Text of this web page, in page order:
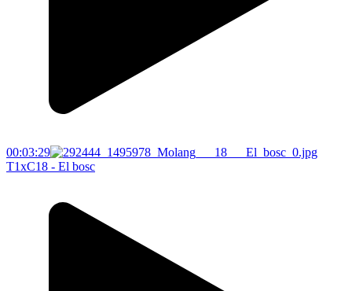
00:03:29
T1xC18 - El bosc